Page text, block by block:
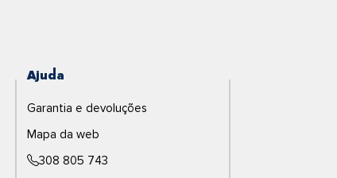
Ajuda
Garantia e devoluções
Mapa da web
308 805 743